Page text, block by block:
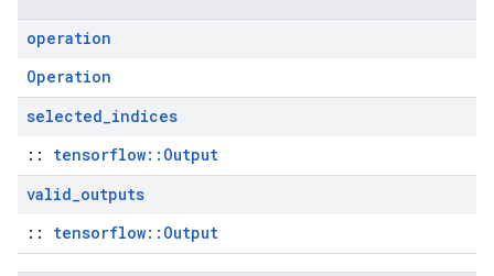
operation
Operation
selected_indices
:: tensorflow::Output
valid_outputs
:: tensorflow::Output